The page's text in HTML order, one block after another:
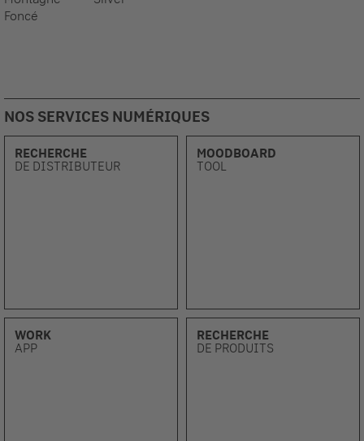
Foncé
NOS SERVICES NUMÉRIQUES
RECHERCHE
DE DISTRIBUTEUR
MOODBOARD
TOOL
WORK
APP
RECHERCHE
DE PRODUITS